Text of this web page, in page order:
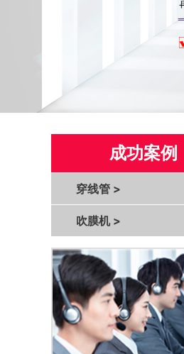
成功案例
穿线管 >
吹膜机 >